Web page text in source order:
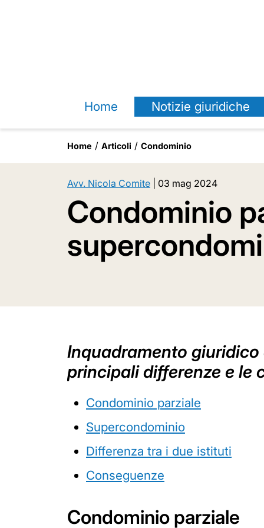
Home Notizie giuridiche
Home Articoli Condominio
Avv. Nicola Comite 03 mag 2024
Condominio
Inquadramento
principali differenze e le
Condominio parziale
Supercondominio
Differenza tra i due istituti
Conseguenze
Condominio parziale